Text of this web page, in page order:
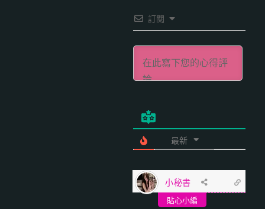
訂閱
最新
小秘書
貼心小編